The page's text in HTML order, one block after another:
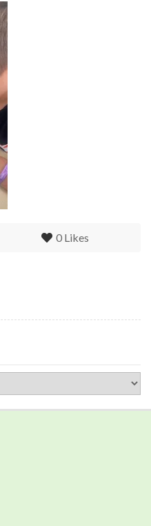
0 Likes